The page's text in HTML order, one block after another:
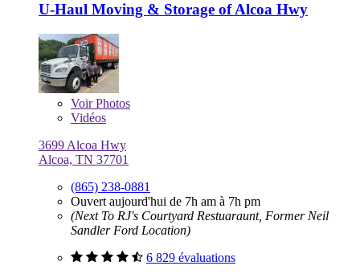
U-Haul Moving & Storage of Alcoa Hwy
VoirPhotos
Vidéos
3699 Alcoa Hwy
Alcoa, TN 37701
(865) 238-0881
Ouvert aujourd'hui de 7h am à 7h pm
(Next To RJ's Courtyard Restuaraunt, Former Neil
Sandler Ford Location)
6 829 évaluations